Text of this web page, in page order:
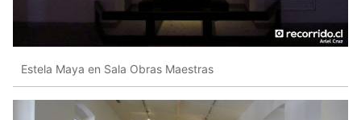
Estela Maya en Sala Obras Maestras